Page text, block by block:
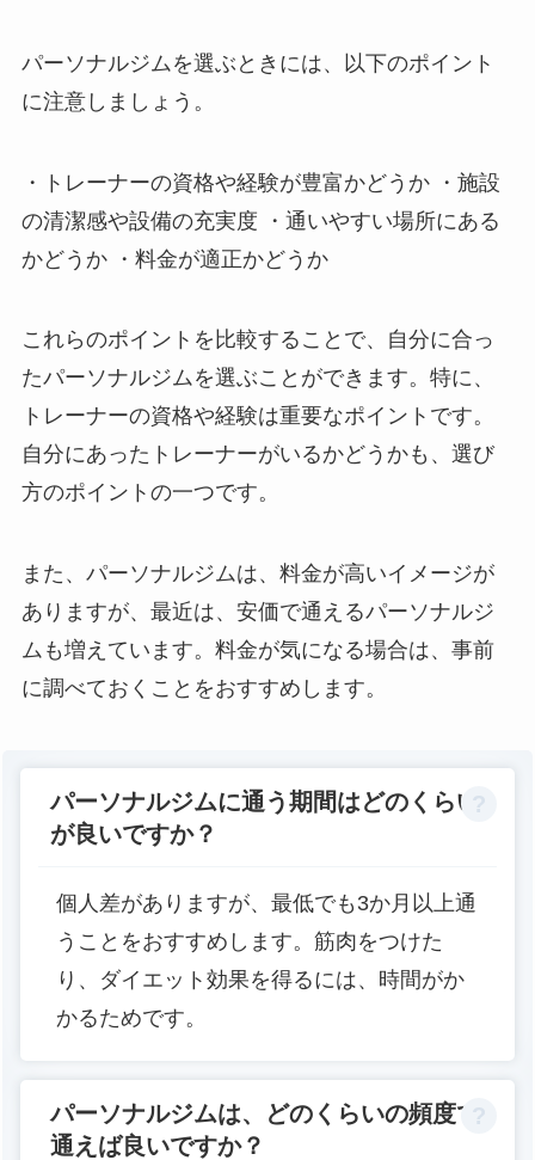
パーソナルジムを選ぶときには、以下のポイント
に注意しましょう。
・トレーナーの資格や経験が豊富かどうか ・施設
の清潔感や設備の充実度 ・通いやすい場所にある
かどうか ・料金が適正かどうか
これらのポイントを比較することで、自分に合っ
たパーソナルジムを選ぶことができます。特に、
トレーナーの資格や経験は重要なポイントです。
自分にあったトレーナーがいるかどうかも、選び
方のポイントの一つです。
また、パーソナルジムは、料金が高いイメージが
ありますが、最近は、安価で通えるパーソナルジ
ムも増えています。料金が気になる場合は、事前
に調べておくことをおすすめします。
パーソナルジムに通う期間はどのくらい
が良いですか？
個人差がありますが、最低でも3か月以上通
うことをおすすめします。筋肉をつけた
り、ダイエット効果を得るには、時間がか
かるためです。
パーソナルジムは、どのくらいの頻度で
通えば良いですか？